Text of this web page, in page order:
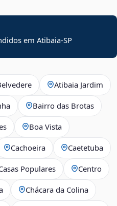
em Atibaia-SP
Atibaia Jardim
Bairro das Brotas
Boa Vista
Cachoeira Caetetuba
Populares Centro
Chácara da Colina